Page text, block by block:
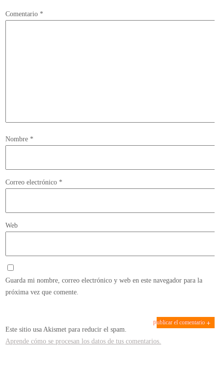
incluso
Comentario *
Nombre *
Correo electrónico *
Web
Guarda mi nombre, correo electrónico y web en este navegador para la
próxima vez que comente.
Este sitio usa Akismet para reducir el spam.
Aprende cómo se procesan los datos de tus comentarios.